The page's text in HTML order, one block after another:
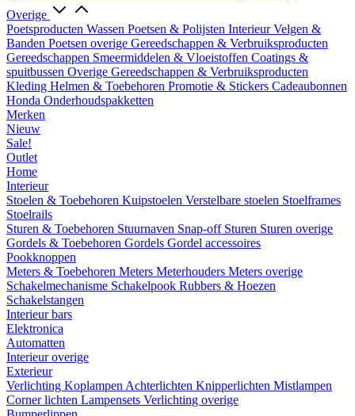
Overige
Poetsproducten Wassen Poetsen & Polijsten InterieurVelgen &
Banden Poetsen overige Gereedschappen & Verbruiksproducten
Gereedschappen Smeermiddelen & Vloeistoffen Coatings &
spuitbussen Overige Gereedschappen & Verbruiksproducten
Kleding Helmen & Toebehoren Promotie & Stickers Cadeaubonnen
Honda Onderhoudspakketten
Merken
Nieuw
Sale!
Outlet
Home
Interieur
Stoelen & Toebehoren Kuipstoelen Verstelbare stoelen Stoelframes
Stoelrails
Sturen & Toebehoren Stuurnaven Snap-off Sturen Sturen overige
Gordels & Toebehoren Gordels Gordel accessoires
Pookknoppen
Meters & Toebehoren Meters Meterhouders Meters overige
Schakelmechanisme Schakelpook Rubbers & Hoezen
Schakelstangen
Interieur bars
Elektronica
Automatten
Interieur overige
Exterieur
Verlichting Koplampen Achterlichten Knipperlichten Mistlampen
Corner lichten Lampensets Verlichting overige